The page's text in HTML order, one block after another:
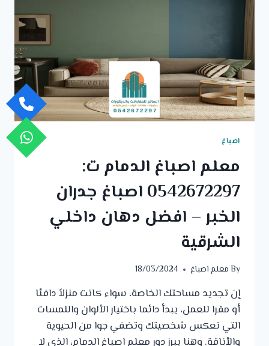
اصباغ
معلم اصباغ الدمام ت:
0542672297 اصباغ جدران
الخبر – افضل دهان داخلي
الشرقية
Byمعلم اصباغ 18/03/2024
إن تجديد مساحتك الخاصة، سواء كانت منزلاً دافئا
أو مقرا للعمل، يبدأ دائما باختيار الألوان واللمسات
التي تعكس شخصيتك وتضفي جوا من الحيوية
والأناقة. وهنا يبرز دور معلم اصباغ الدمام، الذي لا